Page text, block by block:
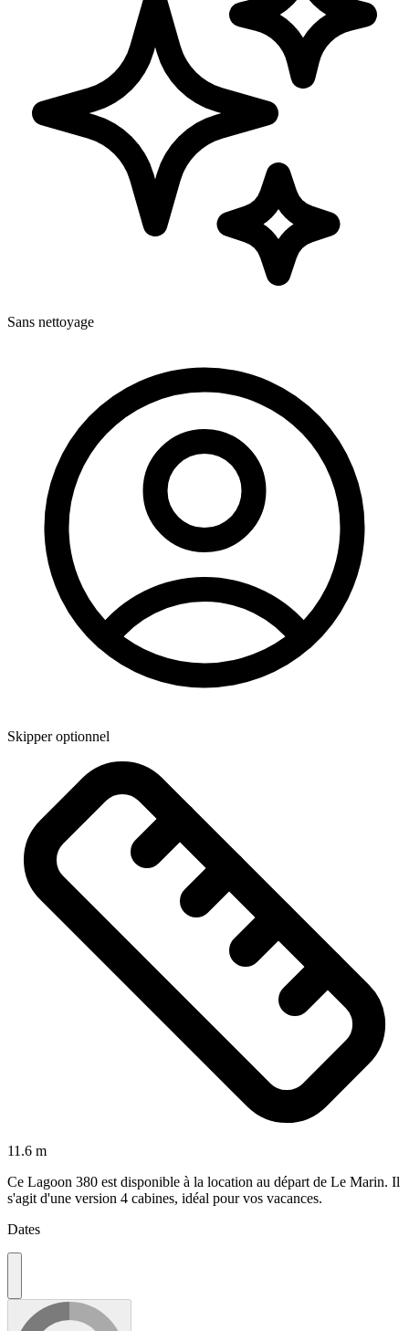
Sans nettoyage
Skipper optionnel
11.6 m
Ce Lagoon 380 est disponible à la location au départ de Le Marin. Il
s'agit d'une version 4 cabines, idéal pour vos vacances.
Dates